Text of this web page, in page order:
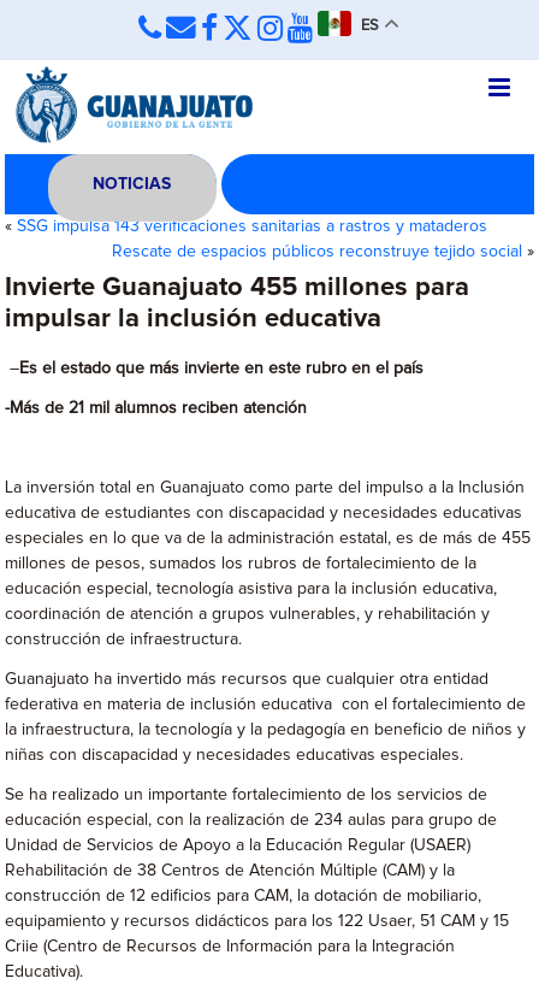
ES
NOTICIAS
«SSG impulsa 143 verificaciones sanitarias a rastros y mataderos
Rescate de espacios públicos reconstruye tejido social »
Invierte Guanajuato 455 millones para
impulsar la inclusión educativa
–Es el estado que más invierte en este rubro en el país
-Más de 21 mil alumnos reciben atención
La inversión total en Guanajuato como parte del impulso a la Inclusión
educativa de estudiantes con discapacidad y necesidades educativas
especiales en lo que va de la administración estatal, es de más de 455
millones de pesos, sumados los rubros de fortalecimiento de la
educación especial, tecnología asistiva para la inclusión educativa,
coordinación de atención a grupos vulnerables, y rehabilitación y
construcción de infraestructura.
Guanajuato ha invertido más recursos que cualquier otra entidad
federativa en materia de inclusión educativa con el fortalecimiento de
la infraestructura, la tecnología y la pedagogía en beneficio de niños y
niñas con discapacidad y necesidades educativas especiales.
Se ha realizado un importante fortalecimiento de los servicios de
educación especial, con la realización de 234 aulas para grupo de
Unidad de Servicios de Apoyo a la Educación Regular (USAER)
Rehabilitación de 38 Centros de Atención Múltiple (CAM) y la
construcción de 12 edificios para CAM, la dotación de mobiliario,
equipamiento y recursos didácticos para los 122 Usaer, 51 CAM y 15
Criie (Centro de Recursos de Información para la Integración
Educativa).